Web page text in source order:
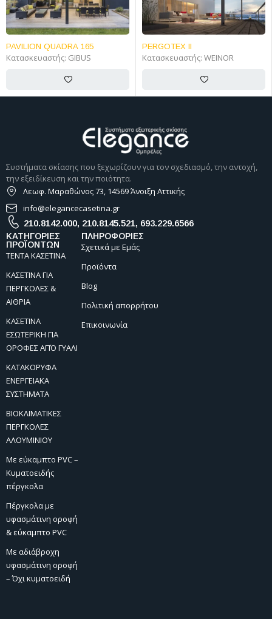
PAVILION QUADRA 165
Κατασκευαστής: GIBUS
PERGOTEX II
Κατασκευαστής: WEINOR
Συστήματα σκίασης που ξεχωρίζουν για τον σχεδιασμό, την αντοχή,
την εξειδίκευση και την ποιότητα.
ΚΑΤΗΓΟΡΙΕΣ
ΠΡΟΪΟΝΤΩΝ
ΤΕΝΤΑ ΚΑΣΕΤΙΝΑ
ΚΑΣΕΤΙΝΑ ΓΙΑ
ΠΕΡΓΚΟΛΕΣ &
ΑΙΘΡΙΑ
ΚΑΣΕΤΙΝΑ
ΕΣΩΤΕΡΙΚΗ ΓΙΑ
ΟΡΟΦΕΣ ΑΠΌ ΓΥΑΛΙ
ΚΑΤΑΚΟΡΥΦΑ
ΕΝΕΡΓΕΙΑΚΑ
ΣΥΣΤΗΜΑΤΑ
ΒΙΟΚΛΙΜΑΤΙΚΕΣ
ΠΕΡΓΚΟΛΕΣ
ΑΛΟΥΜΙΝΙΟΥ
Με εύκαμπτο PVC –
Κυματοειδής
πέργκολα
Πέργκολα με
υφασμάτινη οροφή
& εύκαμπτο PVC
Με αδιάβροχη
υφασμάτινη οροφή
– Όχι κυματοειδή
ΠΛΗΡΟΦΟΡΙΕΣ
Σχετικά με Εμάς
Προϊόντα
Blog
Πολιτική απορρήτου
Επικοινωνία
Λεωφ. Μαραθώνος 73, 14569 Άνοιξη Αττικής
info@elegancecasetina.gr
210.8142.000, 210.8145.521, 693.229.6566